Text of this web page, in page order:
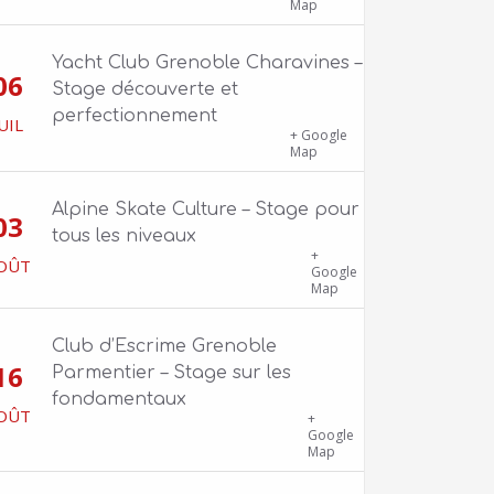
Map
Yacht Club Grenoble Charavines –
Stage découverte et
perfectionnement
+ Google
Map
Alpine Skate Culture – Stage pour
tous les niveaux
+
Google
Map
Club d’Escrime Grenoble
Parmentier – Stage sur les
fondamentaux
+
Google
Map